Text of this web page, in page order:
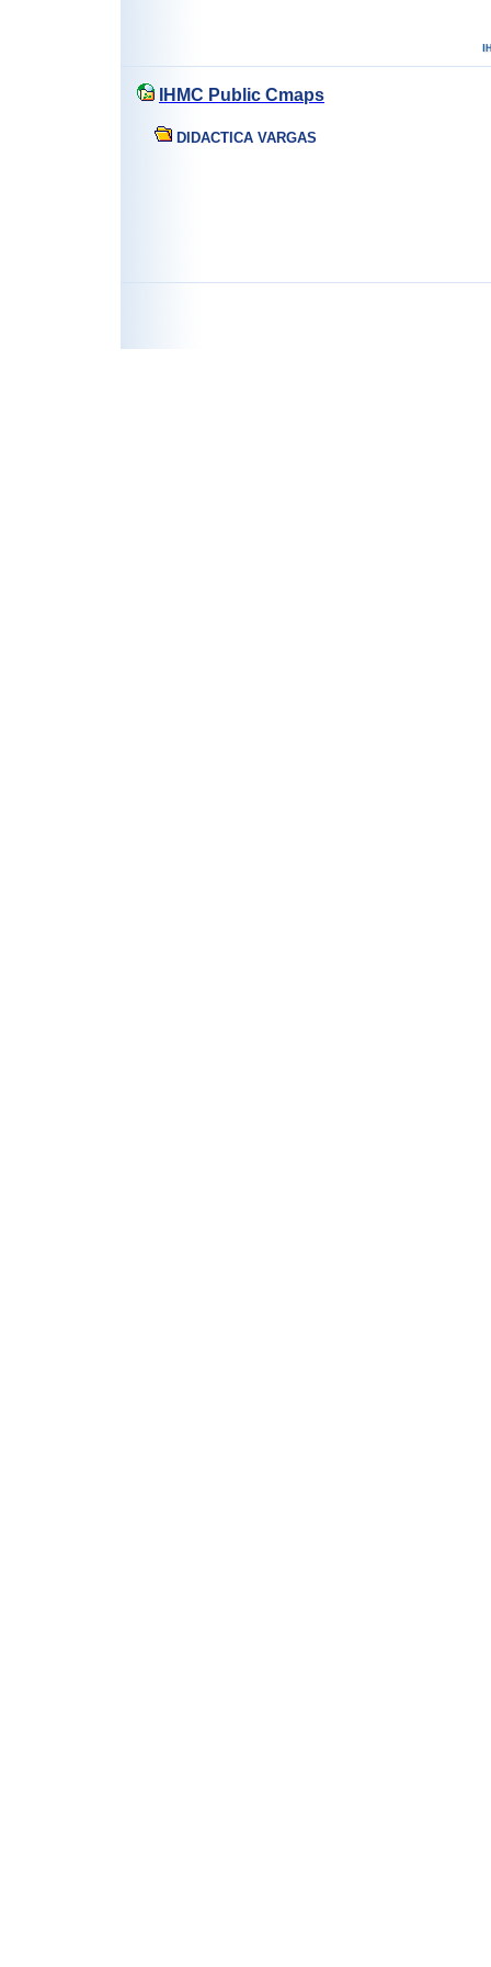
IHMC Public Cmaps
DIDACTICA VARGAS